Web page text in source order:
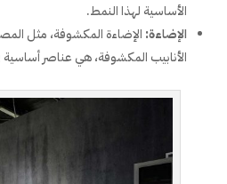
الأساسية لهذا النمط.
الإضاءة: الإضاءة المكشوفة، مثل
الأنابيب المكشوفة، هي عناصر أساسية